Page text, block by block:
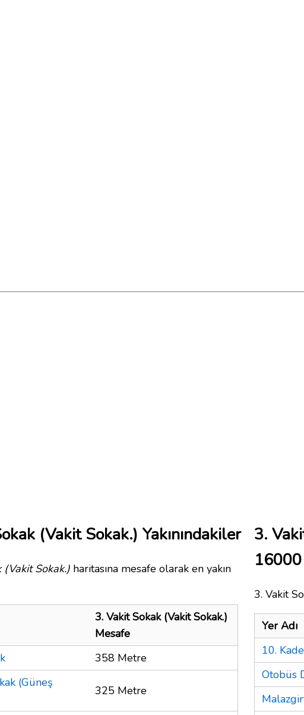
(Vakit Sokak.) Yakınındakiler
(Vakit Sokak.) haritasına mesafe olarak en yakın
3. Vakit Sokak (Vakit Sokak.)
Mesafe
358 Metre
(Güneş
325 Metre
3.
16000
3. Vakit
Yer Adı
10.
Otobüs